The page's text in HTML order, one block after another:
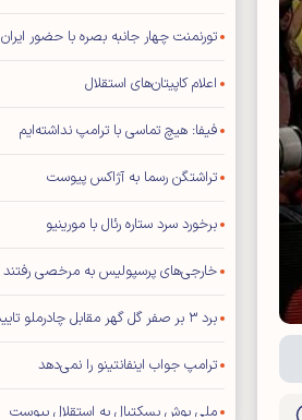
تورنمنت چهار جانبه بصره با حضور ایران
اعلام کاپیتان‌های استقلال
فیفا: هیچ تماسی با ترامپ نداشته‌ایم
تراشتگن رسما به آژاکس پیوست
برخورد سرد ستاره رئال با مورینیو
خارجی‌های پرسپولیس به مرخصی رفتند
برد ۳ بر صفر گل گهر مقابل چادرملو تایید شد
ترامپ جواب اینفانتینو را نمی‌دهد
ملی پوش بسکتبال به استقلال پیوست